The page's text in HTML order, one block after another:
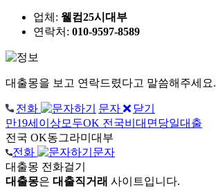
업체: 웰컴25시대부
연락처: 010-9597-8589
대출몽을 보고 연락드렸다고 말씀해주세요.
전화 문자
닫기
만19세이상모두OK 전국비대면당일대출
전국 OK동그라미대부
전화
문자
대출몽 전화걸기
대출몽은 대출직거래 사이트입니다.